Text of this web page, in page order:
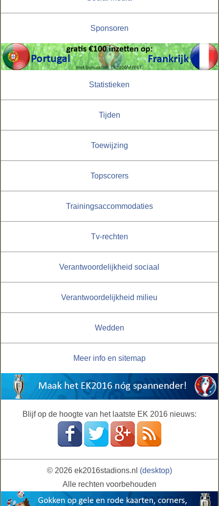
Sponsoren
Statistieken
Tijden
Toewijzing
Topscorers
Trainingsaccommodaties
Tv-rechten
Verantwoordelijkheid sociaal
Verantwoordelijkheid milieu
Wedden
Meer info en sitemap
Blijf op de hoogte van het laatste EK 2016 nieuws:
© 2026 ek2016stadions.nl (desktop)
Alle rechten voorbehouden